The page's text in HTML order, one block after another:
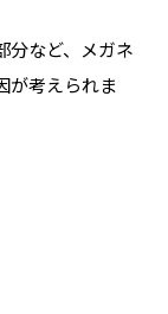
分など、メガネ
が考えられま